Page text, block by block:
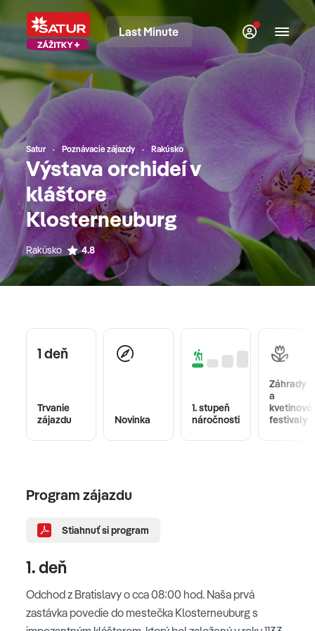
Last Minute
Satur Poznávacie zájazdy Rakúsko
Výstava orchideí v
kláštore
Klosterneuburg
Rakúsko 4.8
1 deň
Trvanie
zájazdu
Novinka
1. stupeň
náročnosti
Záhrady
a
kvetinové
festivaly
Program zájazdu
Stiahnuť si program
1. deň
Odchod z Bratislavy o cca 08:00 hod. Naša prvá
zastávka povedie do mestečka Klosterneuburg s